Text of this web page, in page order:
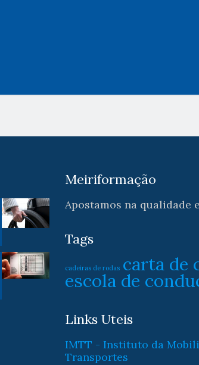
Meiriformação
Apostamos na qualidade
Tags
cadeiras de rodas carta de
escola de
Links Uteis
IMTT - Instituto da
Transportes